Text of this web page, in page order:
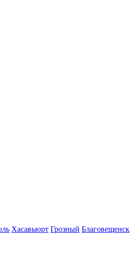
Хасавьюрт Грозный Благовещенск